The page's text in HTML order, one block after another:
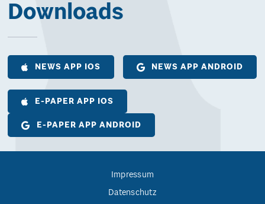
Downloads
NEWS APP IOS NEWS APP ANDROID
E-PAPER APP IOS
E-PAPER APP ANDROID
Impressum
Datenschutz